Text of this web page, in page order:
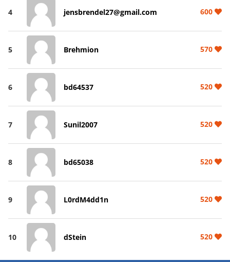
4 jensbrendel27@gmail.com 600
5 Brehmion 570
6 bd64537 520
7 Sunil2007 520
8 bd65038 520
9 L0rdM4dd1n 520
10 dStein 520